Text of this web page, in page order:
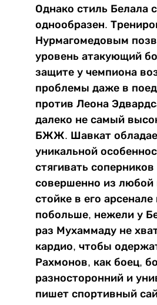
Однако стиль Белала
однообразен.
Нурмагомедовым
уровень атакующий
защите у чемпиона
проблемы даже в
против Леона
далеко не самый
БЖЖ. Шавкат
уникальной
стягивать соперников
совершенно из любой
стойке в его
побольше, нежели у
раз Мухаммаду не
кардио, чтобы
Рахмонов, как боец,
разносторонний и
пишет спортивный